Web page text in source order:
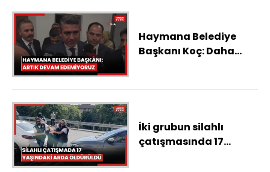
Haymana Belediye
Başkanı Koç: Daha
İki grubun silahlı
çatışmasında 17